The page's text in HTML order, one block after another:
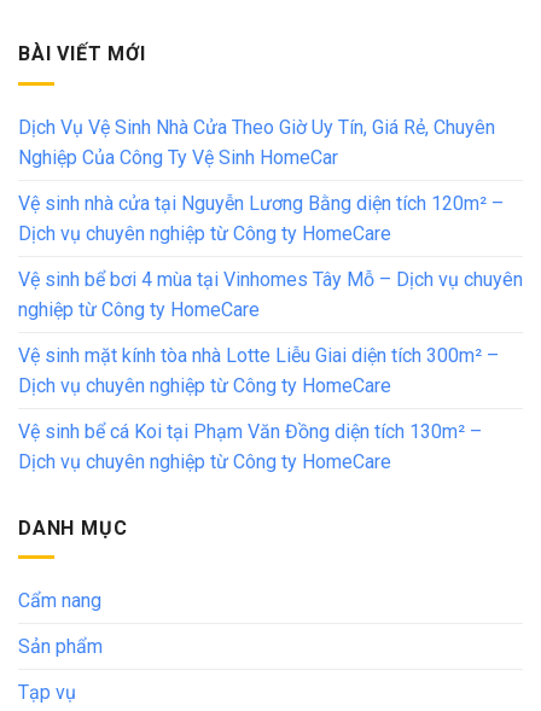
BÀI VIẾT MỚI
Dịch Vụ Vệ Sinh Nhà Cửa Theo Giờ Uy Tín, Giá Rẻ, Chuyên
Nghiệp Của Công Ty Vệ Sinh HomeCar
Vệ sinh nhà cửa tại Nguyễn Lương Bằng diện tích 120m² –
Dịch vụ chuyên nghiệp từ Công ty HomeCare
Vệ sinh bể bơi 4 mùa tại Vinhomes Tây Mỗ – Dịch vụ chuyên
nghiệp từ Công ty HomeCare
Vệ sinh mặt kính tòa nhà Lotte Liễu Giai diện tích 300m² –
Dịch vụ chuyên nghiệp từ Công ty HomeCare
Vệ sinh bể cá Koi tại Phạm Văn Đồng diện tích 130m² –
Dịch vụ chuyên nghiệp từ Công ty HomeCare
DANH MỤC
Cẩm nang
Sản phẩm
Tạp vụ